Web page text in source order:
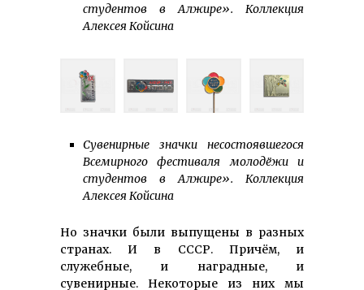
студентов в Алжире». Коллекция
Алексея Койсина
Сувенирные значки несостоявшегося
Всемирного фестиваля молодёжи и
студентов в Алжире». Коллекция
Алексея Койсина
Но значки были выпущены в разных
странах. И в СССР. Причём, и
служебные, и наградные, и
сувенирные. Некоторые из них мы